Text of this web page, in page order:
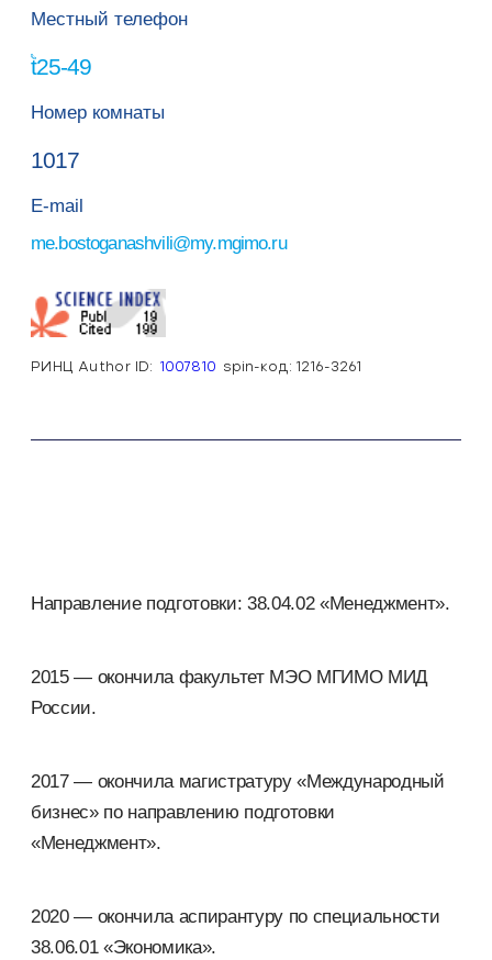
Местный телефон
25-49
Номер комнаты
1017
E-mail
e.bostoganashvili@my.mgimo.ru
РИНЦ Author ID: 1007810 spin-код: 1216-3261
Направление подготовки: 38.04.02 «Менеджмент».
2015 — окончила факультет МЭО МГИМО МИД
России.
2017 — окончила магистратуру «Международный
бизнес» по направлению подготовки
«Менеджмент».
2020 — окончила аспирантуру по специальности
38.06.01 «Экономика».